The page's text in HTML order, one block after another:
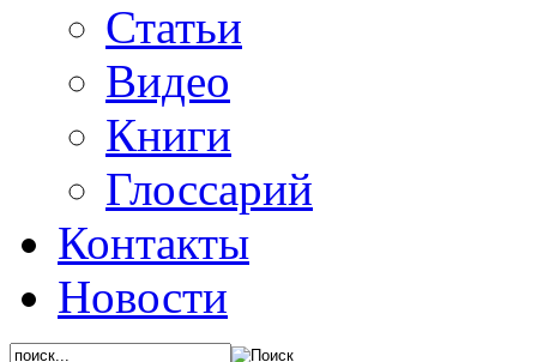
Статьи
Видео
Книги
Глоссарий
Контакты
Новости